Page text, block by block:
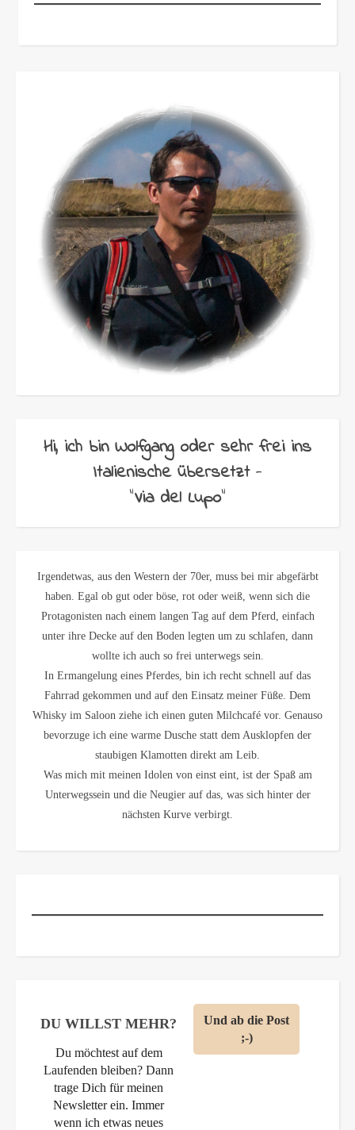
Hi, ich bin Wolfgang oder sehr frei ins
Italienische übersetzt-
"Via del Lupo"
Irgendetwas, aus den Western der 70er, muss bei mir abgefärbt
haben. Egal ob gut oder böse, rot oder weiß, wenn sich die
Protagonisten nach einem langen Tag auf dem Pferd, einfach
unter ihre Decke auf den Boden legten um zu schlafen, dann
wollte ich auch so frei unterwegs sein.
In Ermangelung eines Pferdes, bin ich recht schnell auf das
Fahrrad gekommen und auf den Einsatz meiner Füße. Dem
Whisky im Saloon ziehe ich einen guten Milchcafé vor. Genauso
bevorzuge ich eine warme Dusche statt dem Ausklopfen der
staubigen Klamotten direkt am Leib.
Was mich mit meinen Idolen von einst eint, ist der Spaß am
Unterwegssein und die Neugier auf das, was sich hinter der
nächsten Kurve verbirgt.
DU WILLST MEHR?
Du möchtest auf dem
Laufenden bleiben? Dann
trage Dich für meinen
Newsletter ein. Immer
wenn ich etwas neues